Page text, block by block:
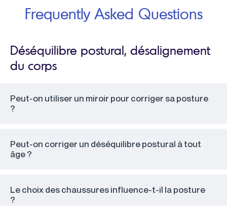
Frequently Asked Questions
Déséquilibre postural, désalignement
du corps
Peut-on utiliser un miroir pour corriger sa posture
?
Peut-on corriger un déséquilibre postural à tout
âge ?
Le choix des chaussures influence-t-il la posture
?